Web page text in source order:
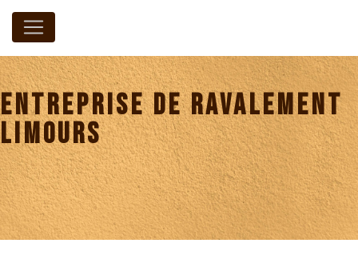
entreprise de ravalement
Limours
Panneau de gestion des cookies